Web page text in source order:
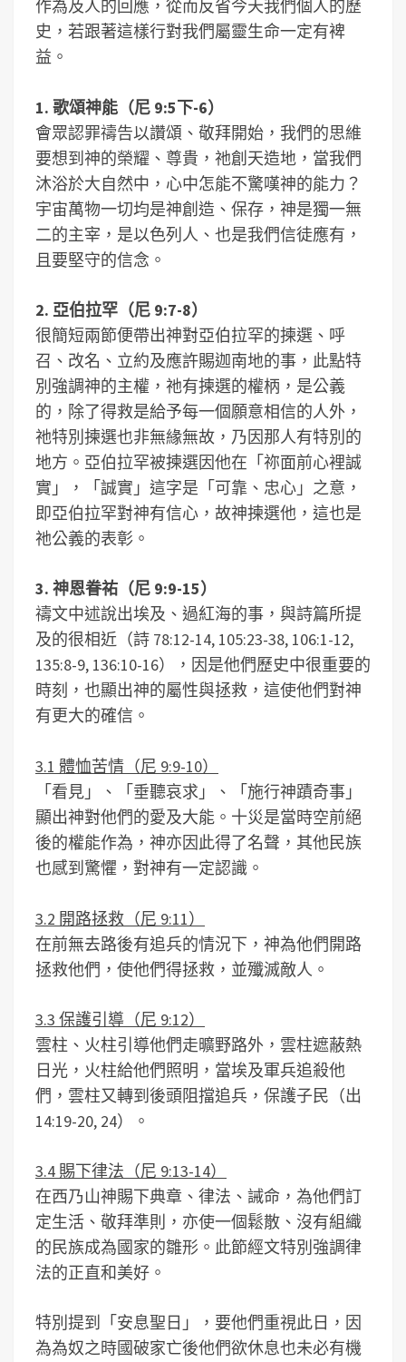
作為及人的回應，從而反省今天我們個人的歷
史，若跟著這樣行對我們屬靈生命一定有裨
益。
1. 歌頌神能（尼 9:5下-6）
會眾認罪禱告以讚頌、敬拜開始，我們的思維
要想到神的榮耀、尊貴，祂創天造地，當我們
沐浴於大自然中，心中怎能不驚嘆神的能力？
宇宙萬物一切均是神創造、保存，神是獨一無
二的主宰，是以色列人、也是我們信徒應有，
且要堅守的信念。
2. 亞伯拉罕（尼 9:7-8）
很簡短兩節便帶出神對亞伯拉罕的揀選、呼
召、改名、立約及應許賜迦南地的事，此點特
別強調神的主權，祂有揀選的權柄，是公義
的，除了得救是給予每一個願意相信的人外，
祂特別揀選也非無緣無故，乃因那人有特別的
地方。亞伯拉罕被揀選因他在「祢面前心裡誠
實」，「誠實」這字是「可靠、忠心」之意，
即亞伯拉罕對神有信心，故神揀選他，這也是
祂公義的表彰。
3. 神恩眷祐（尼 9:9-15）
禱文中述說出埃及、過紅海的事，與詩篇所提
及的很相近（詩 78:12-14, 105:23-38, 106:1-12,
135:8-9, 136:10-16），因是他們歷史中很重要的
時刻，也顯出神的屬性與拯救，這使他們對神
有更大的確信。
3.1 體恤苦情（尼 9:9-10）
「看見」、「垂聽哀求」、「施行神蹟奇事」
顯出神對他們的愛及大能。十災是當時空前絕
後的權能作為，神亦因此得了名聲，其他民族
也感到驚懼，對神有一定認識。
3.2 開路拯救（尼 9:11）
在前無去路後有追兵的情況下，神為他們開路
拯救他們，使他們得拯救，並殲滅敵人。
3.3 保護引導（尼 9:12）
雲柱、火柱引導他們走曠野路外，雲柱遮蔽熱
日光，火柱給他們照明，當埃及軍兵追殺他
們，雲柱又轉到後頭阻擋追兵，保護子民（出
14:19-20, 24）。
3.4 賜下律法（尼 9:13-14）
在西乃山神賜下典章、律法、誡命，為他們訂
定生活、敬拜準則，亦使一個鬆散、沒有組織
的民族成為國家的雛形。此節經文特別強調律
法的正直和美好。
特別提到「安息聖日」，要他們重視此日，因
為為奴之時國破家亡後他們欲休息也未必有機